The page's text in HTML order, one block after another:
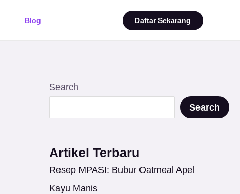
Blog Daftar Sekarang
Search
Search
Artikel Terbaru
Resep MPASI: Bubur Oatmeal Apel
Kayu Manis